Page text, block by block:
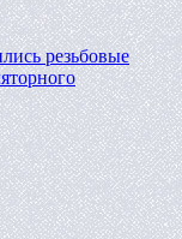
резьбовые